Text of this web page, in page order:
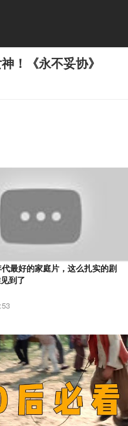
！《永不妥协》
代最好的家庭片，这么扎实的剧
到了